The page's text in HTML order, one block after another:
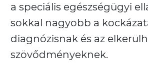
a speciális egészségügyi
sokkal nagyobb a
diagnózisnak és az
szövődményeknek.